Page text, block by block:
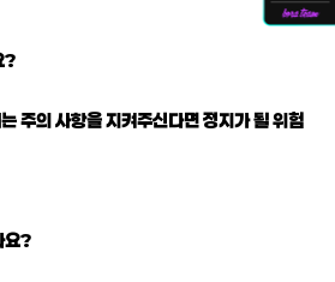
?
주의 사항을 지켜주신다면 정지가 될 위험
요?